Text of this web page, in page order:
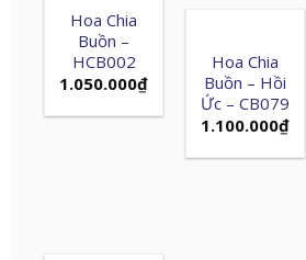
Hoa Chia
Buồn –
HCB002
1.050.000₫
Hoa Chia
Buồn – Hồi
Ức – CB079
1.100.000₫